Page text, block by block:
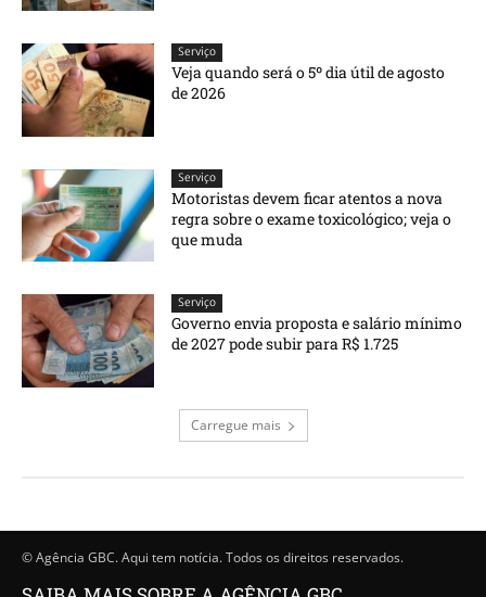
Serviço
Veja quando será o 5º dia útil de agosto
de 2026
Serviço
Motoristas devem ficar atentos a nova
regra sobre o exame toxicológico; veja o
que muda
Serviço
Governo envia proposta e salário mínimo
de 2027 pode subir para R$ 1.725
Carregue mais
© Agência GBC. Aqui tem notícia. Todos os direitos reservados.